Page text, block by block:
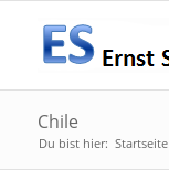
Chile
Du bist hier: Startseite